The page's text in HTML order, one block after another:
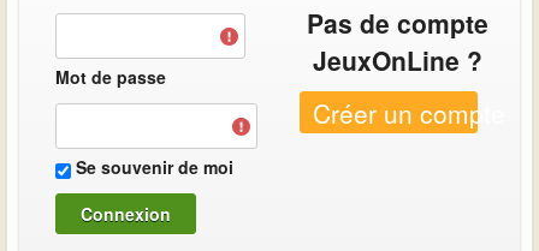
Mot de passe
Se souvenir de moi
Pas de compte
JeuxOnLine ?
Créer un compte